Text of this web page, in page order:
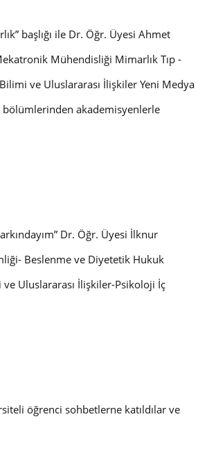
başlığı ile Dr. Öğr. Üyesi Ahmet
Mühendisliği Mimarlık Tıp -
ve Uluslararası İlişkiler Yeni Medya
bölümlerinden akademisyenlerle
Dr. Öğr. Üyesi İlknur
Beslenme ve Diyetetik Hukuk
Uluslararası İlişkiler-Psikoloji İç
öğrenci sohbetlerne katıldılar ve